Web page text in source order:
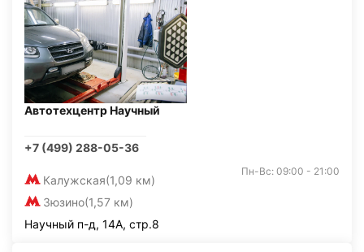
Автотехцентр Научный
+7 (499) 288-05-36
Калужская(1,09 км)
Зюзино(1,57 км)
Пн-Вс: 09:00 - 21:00
Научный п-д, 14А, стр.8